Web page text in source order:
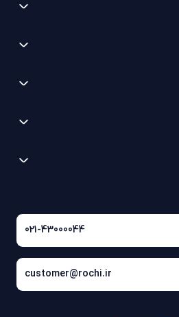
021-43000044
customer@rochi.ir